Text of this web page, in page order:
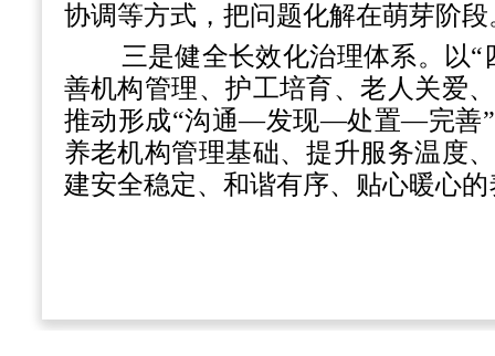
协调等方式，把问题化解在萌芽阶段
三是健全长效化治理体系。以“
善机构管理、护工培育、老人关爱
推动形成“沟通—发现—处置—完善”
养老机构管理基础、提升服务温度
建安全稳定、和谐有序、贴心暖心